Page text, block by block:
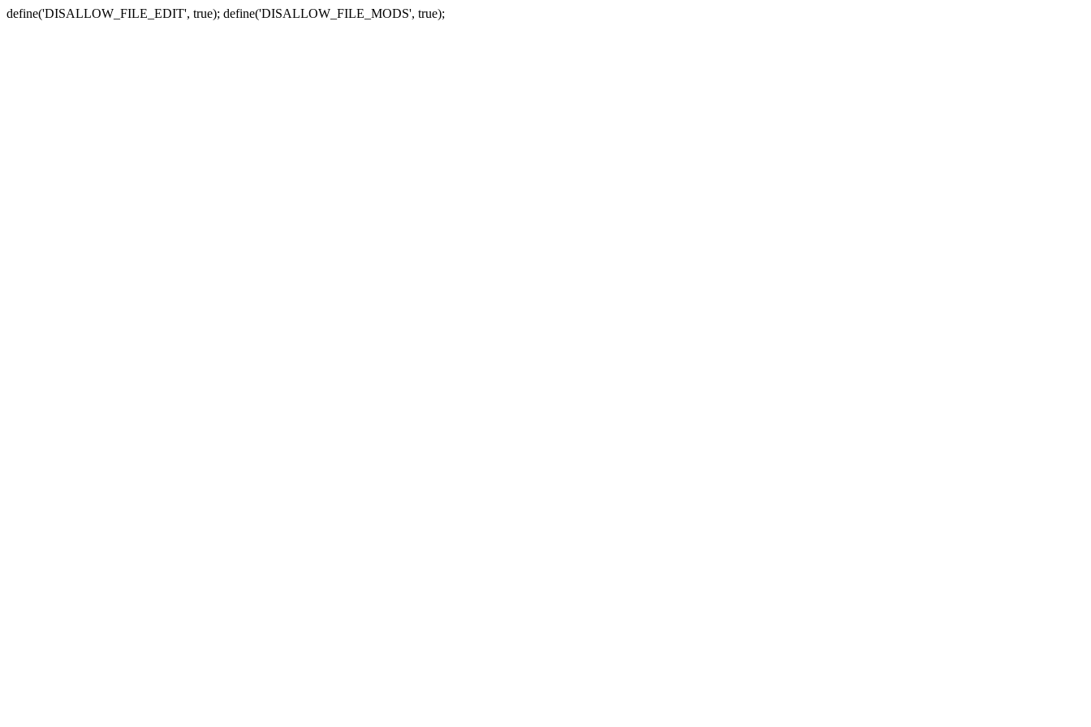
define('DISALLOW_FILE_EDIT', true); define('DISALLOW_FILE_MODS', true);